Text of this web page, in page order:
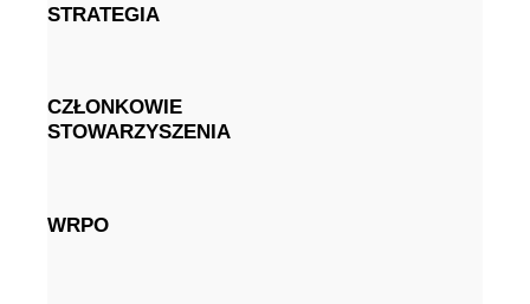
STRATEGIA
CZŁONKOWIE
STOWARZYSZENIA
WRPO